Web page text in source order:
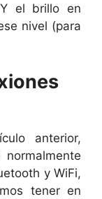
el brillo en
nivel (para
anterior,
y WiFi,
tener en